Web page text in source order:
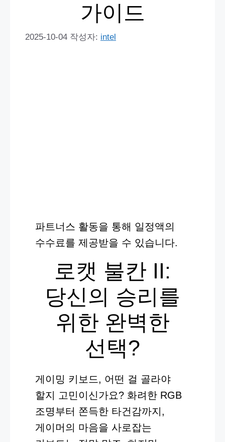
가이드
2025-10-04 작성자: intel
파트너스 활동을 통해 일정액의
수수료를 제공받을 수 있습니다.
로캣 불칸 II:
당신의 승리를
위한 완벽한
선택?
게이밍 키보드, 어떤 걸 골라야
할지 고민이신가요? 화려한 RGB
조명부터 쫀득한 타건감까지,
게이머의 마음을 사로잡는